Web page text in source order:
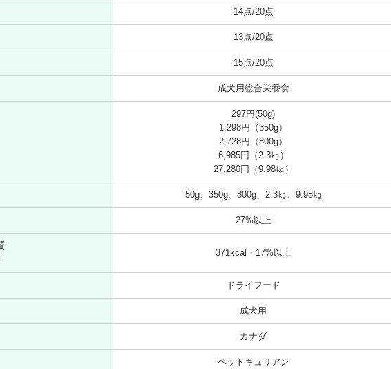
14点/20点
13点/20点
15点/20点
成犬用総合栄養食
297円(50g)
1,298円（350g）
2,728円（800g）
6,985円（2.3㎏）
27,280円（9.98㎏）
50g、350g、800g、2.3㎏、9.98㎏
27%以上
371kcal・17%以上
ドライフード
成犬用
カナダ
ペットキュリアン